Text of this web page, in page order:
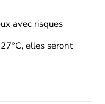
avec risques
elles seront